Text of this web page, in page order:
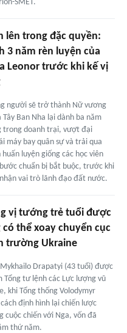
SMET.
lên trong đặc quyền:
3 năm rèn luyện của
Leonor trước khi kế vị
người sẽ trở thành Nữ vương
Ban Nha lại dành ba năm
trong doanh trại, vượt đại
máy bay quân sự và trải qua
luyện giống các học viên
chuẩn bị bắt buộc, trước khi
vai trò lãnh đạo đất nước.
vị tướng trẻ tuổi được
thể xoay chuyển cục
trường Ukraine
Drapatyi (43 tuổi) được
Tổng tư lệnh các Lực lượng vũ
khi Tổng thống Volodymyr
định hình lại chiến lược
cuộc chiến với Nga, vốn đã
thứ năm.